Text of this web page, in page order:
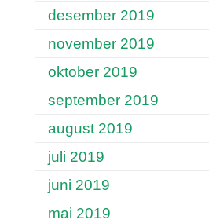
desember 2019
november 2019
oktober 2019
september 2019
august 2019
juli 2019
juni 2019
mai 2019